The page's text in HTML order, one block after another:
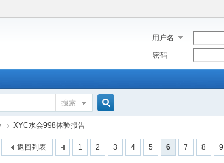
用户名
密码
搜索
XYC水会998体验报告
1 2 3 4 5 6 7 8 9
返回列表